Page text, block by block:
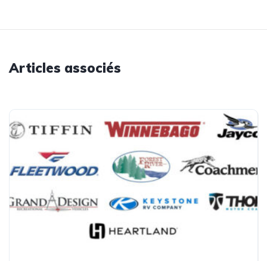
Articles associés